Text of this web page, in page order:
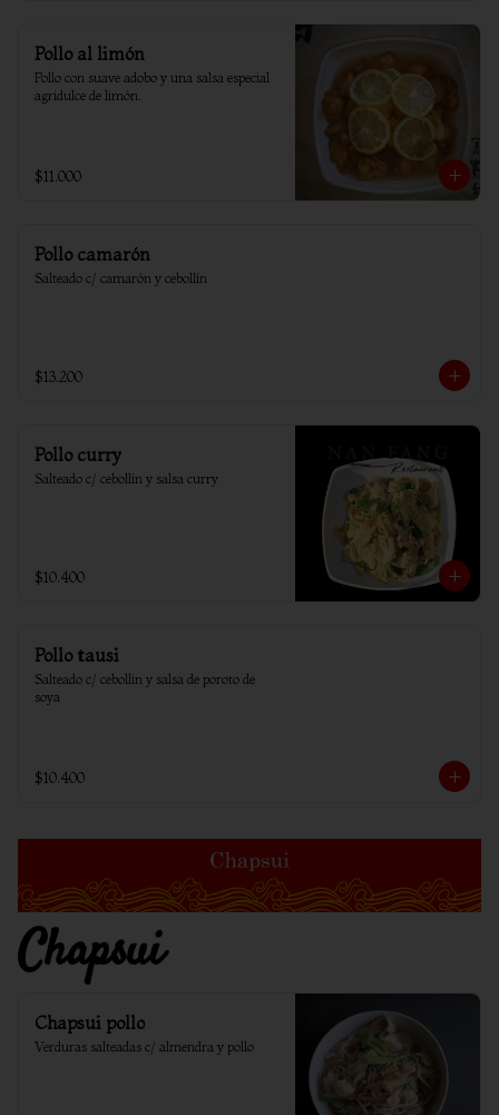
Pollo al limón
Pollo con suave adobo y una salsa especial
agridulce de limón.
$11.000
Pollo camarón
Salteado c/ camarón y cebollín
$13.200
Pollo curry
Salteado c/ cebollin y salsa curry
$10.400
Pollo tausi
Salteado c/ cebollin y salsa de poroto de
soya
$10.400
Chapsui
Chapsui pollo
Verduras salteadas c/ almendra y pollo